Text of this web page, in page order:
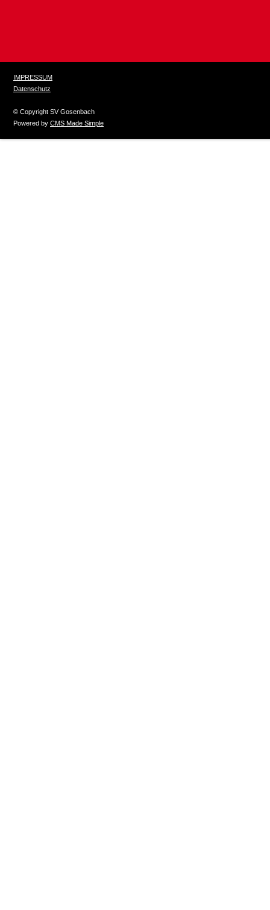
IMPRESSUM
Datenschutz
© Copyright SV Gosenbach
Powered by CMS Made Simple